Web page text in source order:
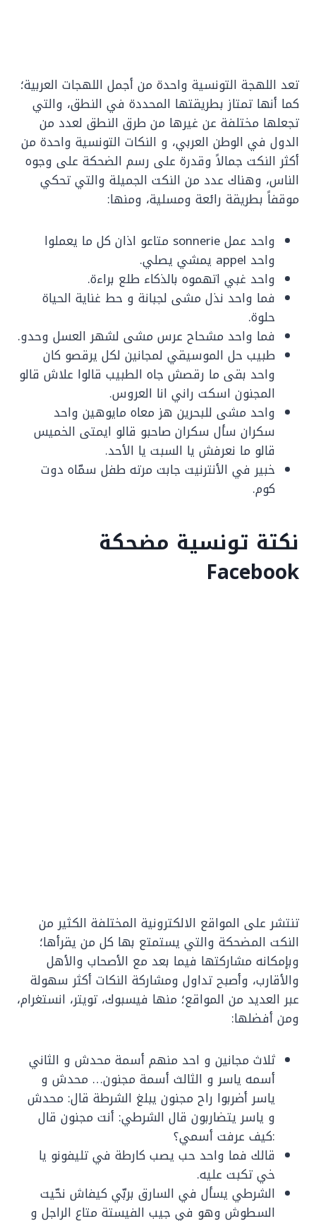
تعد اللهجة التونسية واحدة من أجمل اللهجات العربية؛
كما أنها تمتاز بطريقتها المحددة في النطق، والتي
تجعلها مختلفة عن غيرها من طرق النطق لعدد من
الدول في الوطن العربي، و النكات التونسية واحدة من
أكثر النكت جمالاً وقدرة على رسم الضحكة على وجوه
الناس، وهناك عدد من النكت الجميلة والتي تحكي
موقفاً بطريقة رائعة ومسلية، ومنها:
واحد عمل sonnerie متاعو اذان كل ما يعملوا
واحد appel يمشي يصلي.
واحد غبي اتهموه بالذكاء طلع براءة.
فما واحد نذل مشى لجبانة و حط غناية الحياة
حلوة.
فما واحد مشحاح عرس مشى لشهر العسل وحدو.
طبيب حل الموسيقي لمجانين لكل يرقصو كان
واحد بقى ما رقصش جاه الطبيب قالوا علاش قالو
المجنون اسكت راني انا العروس.
واحد مشى للبحرين هز معاه مايوهين واحد
سكران سأل سكران صاحبو قالو ايمتى الخميس
قالو ما نعرفش يا السبت يا الأحد.
خبير في الأنترنيت جابت مرته طفل سمّاه دوت
كوم.
نكتة تونسية مضحكة
Facebook
تنتشر على المواقع الالكترونية المختلفة الكثير من
النكت المضحكة والتي يستمتع بها كل من يقرأها؛
وبإمكانه مشاركتها فيما بعد مع الأصحاب والأهل
والأقارب، وأصبح تداول ومشاركة النكات أكثر سهولة
عبر العديد من المواقع؛ منها فيسبوك، تويتر، انستغرام،
ومن أفضلها:
ثلاث مجانين و احد منهم أسمة محدش و الثاني
أسمه ياسر و الثالث أسمة مجنون… محدش و
ياسر أضربوا راح مجنون يبلغ الشرطة قال: محدش
و ياسر يتضاربون قال الشرطي: أنت مجنون قال
:كيف عرفت أسمي؟
قالك فما واحد حب يصب كارطة في تليفونو يا
خي تكبت عليه.
الشرطي يسأل في السارق بربّي كيفاش نحّيت
السطوش وهو في جيب الفيستة متاع الراجل و